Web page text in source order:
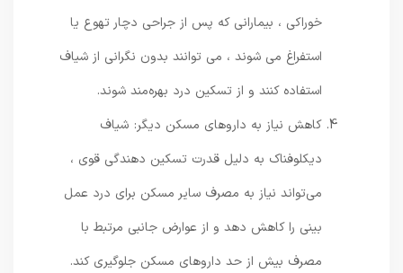
خوراکی ، بیمارانی که پس از جراحی دچار تهوع یا
استفراغ می ‌شوند ، می‌ توانند بدون نگرانی از شیاف
استفاده کنند و از تسکین درد بهره‌مند شوند.
کاهش نیاز به داروهای مسکن دیگر: شیاف
دیکلوفناک به دلیل قدرت تسکین ‌دهندگی قوی ،
می‌تواند نیاز به مصرف سایر مسکن برای درد عمل
بینی را کاهش دهد و از عوارض جانبی مرتبط با
مصرف بیش از حد داروهای مسکن جلوگیری کند.